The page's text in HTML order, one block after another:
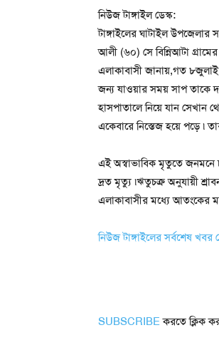
নিউজ টাঙ্গাইল ডেস্ক:
টাঙ্গাইলের ঘাটাইল উপজেলার
আলী (৬০) সে বিন্নিআটা
এলাকাবাসী জানায়,গত
জন্য যাওয়ার সময় সাপ তাকে
হাসপাতালে নিয়ে যান সেখান
একেবারে নিস্তেজ হয়ে পড়ে ৷
এই অস্বাভাবিক মৃতুতে জনমনে
দ্রত মৃত্যু ৷ঋতুচক্র অনুযায়ী
এলাকাবাসীর মধ্যে আতংকের
নিউজ টাঙ্গাইলের সর্বশেষ
SUBSCRIBEকরতে ক্লিক